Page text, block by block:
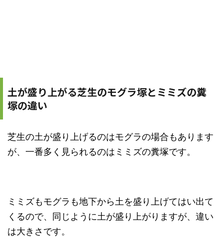
土が盛り上がる芝生のモグラ塚とミミズの糞
塚の違い
芝生の土が盛り上げるのはモグラの場合もあります
が、一番多く見られるのはミミズの糞塚です。
ミミズもモグラも地下から土を盛り上げてはい出て
くるので、同じように土が盛り上がりますが、違い
は大きさです。